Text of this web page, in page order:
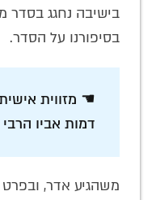
בישיבה נחגג בסדר
בסיפורנו על הסדר.
☚ מזווית
דמות אביו
משהגיע אדר,